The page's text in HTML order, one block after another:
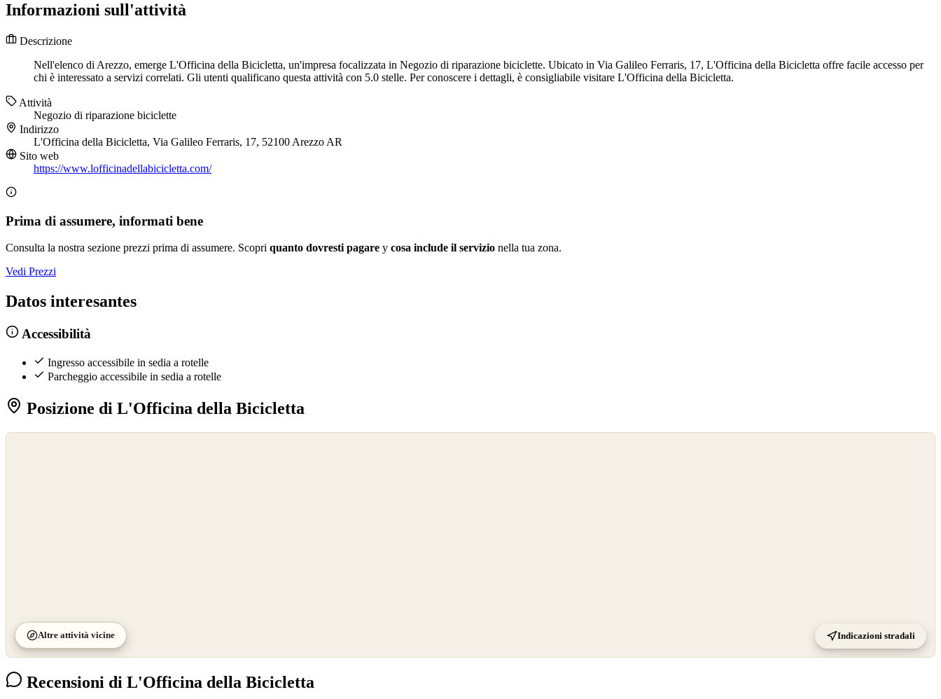
Informazioni sull'attività
Descrizione
Nell'elenco di Arezzo, emerge L'Officina della Bicicletta, un'impresa focalizzata in Negozio di riparazione biciclette. Ubicato in Via Galileo Ferraris, 17, L'Officina della Bicicletta offre facile accesso per
chi è interessato a servizi correlati. Gli utenti qualificano questa attività con 5.0 stelle. Per conoscere i dettagli, è consigliabile visitare L'Officina della Bicicletta.
Attività
Negozio di riparazione biciclette
Indirizzo
L'Officina della Bicicletta, Via Galileo Ferraris, 17, 52100 Arezzo AR
Sito web
https://www.lofficinadellabicicletta.com/
Prima di assumere, informati bene
Consulta la nostra sezione prezzi prima di assumere. Scopri quanto dovresti pagare y cosa include il servizio nella tua zona.
Vedi Prezzi
Datos interesantes
Accessibilità
Ingresso accessibile in sedia a rotelle
Parcheggio accessibile in sedia a rotelle
Posizione di L'Officina della Bicicletta
Altre attività vicine Indicazioni stradali
Recensioni di L'Officina della Bicicletta